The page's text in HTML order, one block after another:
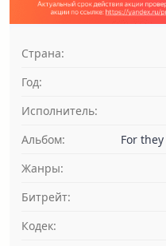
Страна:
Год:
Исполнитель:
Альбом:
For
Жанры:
Битрейт:
Кодек: